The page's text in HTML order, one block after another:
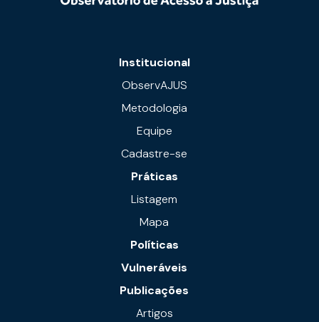
Institucional
ObservAJUS
Metodologia
Equipe
Cadastre-se
Práticas
Listagem
Mapa
Políticas
Vulneráveis
Publicações
Artigos